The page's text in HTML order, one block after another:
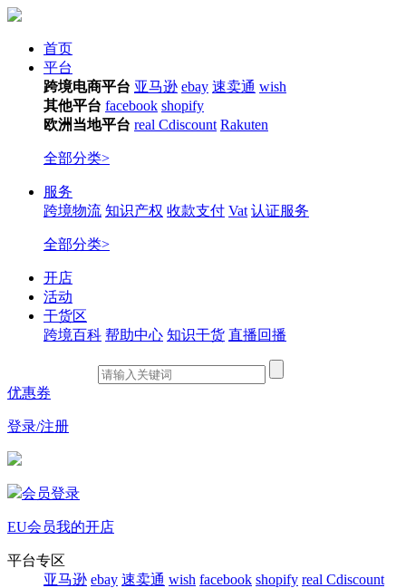
首页
平台
跨境电商平台 亚马逊 ebay 速卖通 wish
其他平台 facebook shopify
欧洲当地平台 real Cdiscount Rakuten
全部分类>
服务
跨境物流 知识产权 收款支付 Vat 认证服务
全部分类>
开店
活动
干货区
跨境百科 帮助中心 知识干货 直播回播
优惠券
登录/注册
会员登录
EU会员我的开店
平台专区
亚马逊 ebay 速卖通 wish facebook shopify real Cdiscount